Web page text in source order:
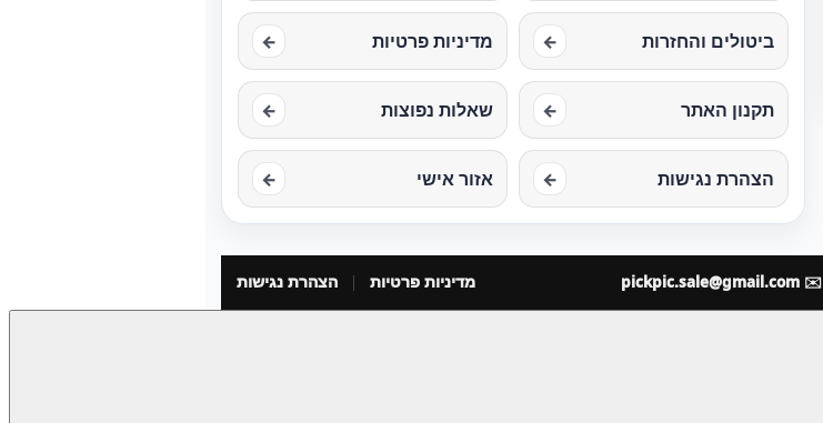
ביטולים והחזרות ← מדיניות פרטיות ←
תקנון האתר ← שאלות נפוצות ←
הצהרת נגישות ← אזור אישי ←
✉️
pickpic.sale@gmail.com מדיניות פרטיות הצהרת נגישות